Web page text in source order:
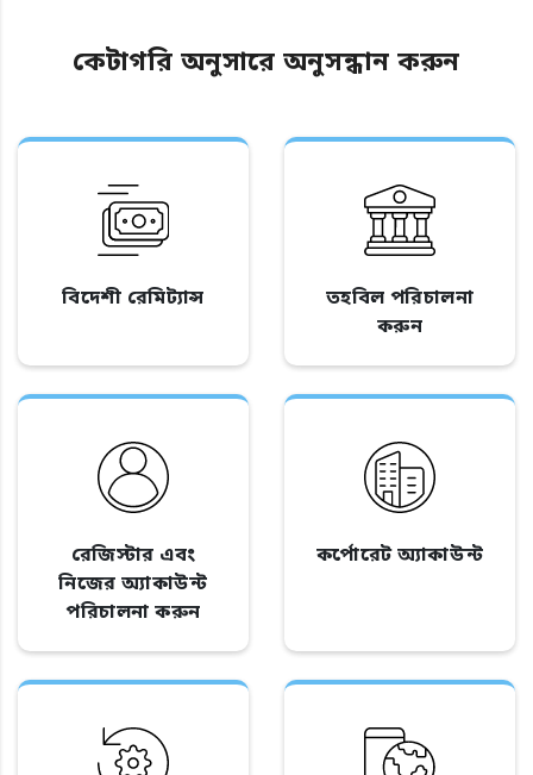
কেটাগরি অনুসারে অনুসন্ধান করুন
বিদেশী রেমিট্যান্স
তহবিল পরিচালনা
করুন
রেজিস্টার এবং
নিজের অ্যাকাউন্ট
পরিচালনা করুন
কর্পোরেট অ্যাকাউন্ট